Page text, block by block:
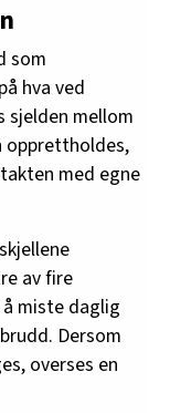
som
hva ved
sjelden mellom
opprettholdes,
med egne
av fire
miste daglig
Dersom
overses en